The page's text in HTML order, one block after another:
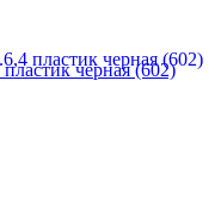
черная (602)